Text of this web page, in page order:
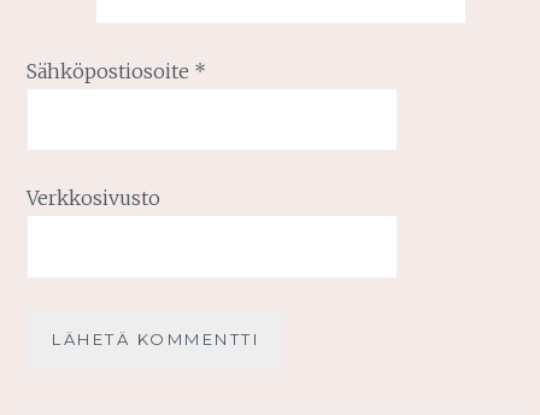
Sähköpostiosoite *
Verkkosivusto